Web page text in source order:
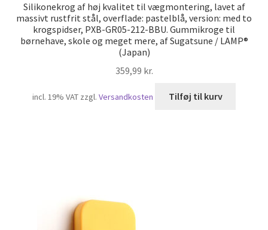
Silikonekrog af høj kvalitet til vægmontering, lavet af
massivt rustfrit stål, overflade: pastelblå, version: med to
krogspidser, PXB-GR05-212-BBU. Gummikroge til
børnehave, skole og meget mere, af Sugatsune / LAMP®
(Japan)
359,99 kr.
incl. 19% VAT zzgl. Versandkosten Tilføj til kurv